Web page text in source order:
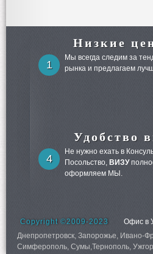
Низкие
1
Мы всегда следим за
рынка и предлагаем
Удобство
4
Не нужно ехать в
Посольство, ВИЗУ
оформляем МЫ.
Copyright ©2009-2023 Офис в
Днепропетровск, Запорожье, Ивано-
Симферополь, Сумы,Тернополь,